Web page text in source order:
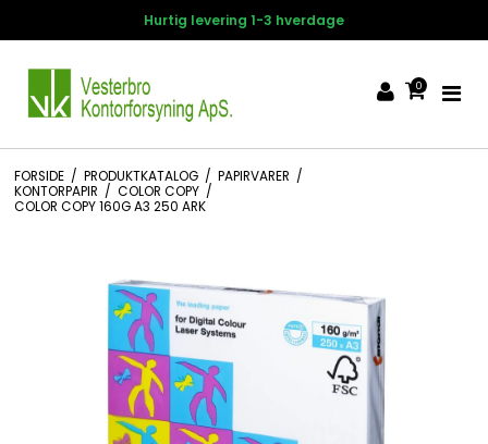
levering 1-3 hverdage
0
FORSIDE / PRODUKTKATALOG / PAPIRVARER /
KONTORPAPIR / COLOR COPY /
COLOR COPY 160G A3 250 ARK